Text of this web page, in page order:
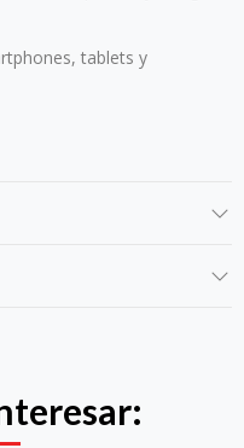
tablets y